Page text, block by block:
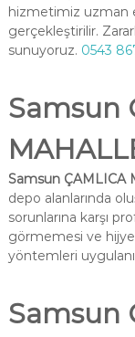
hizmetimiz uzman
gerçekleştirilir.
sunuyoruz. 0543
Samsun
Samsun ÇAMLICA
depo alanlarında
sorunlarına karşı
görmemesi ve
yöntemleri
Samsun